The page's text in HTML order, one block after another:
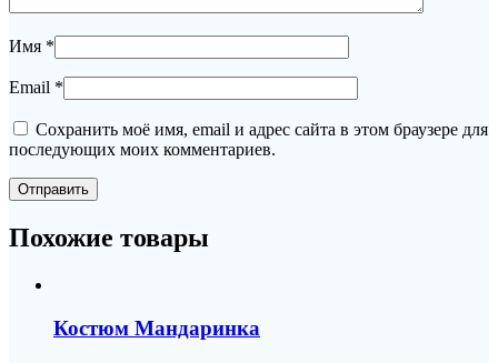
Имя *
Email *
Сохранить моё имя, email и адрес сайта в этом браузере для
последующих моих комментариев.
Похожие товары
Костюм Мандаринка